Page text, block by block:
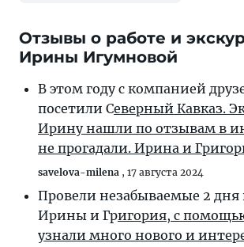
Отзывы о работе и
Ирины Игумновой
В этом году с компанией
посетили Северный Кавказ.
Ирину нашли по отзывам в
не прогадали. Ирина и
savelova-milena , 17 августа 2024
Провели незабываемые 2
Ирины и Григория, с
узнали много нового и